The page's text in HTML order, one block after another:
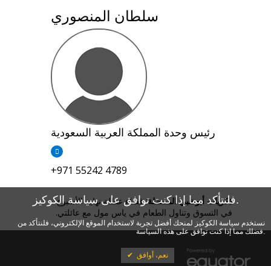
سلطان المنصوري
رئيس وحدة المملكة العربية السعودية
+971 55242 4789
ذكريات أبوظبي المفضلة:قضاء عطلة نهاية الأسبوع
في التسوق وتناول الطعام في ياس مول مع عائلتي.
فلنتأكد مما إذا كنت توافق على سياسة الكوكيز.
نستخدم سياسة الكوكيز لمنحك أفضل تجربة لاستخدام الموقع الإلكتروني، فلنتأكد من
فضلك مما إذا كنت توافق على هذه السياسة.
✔ نعم، أوافق